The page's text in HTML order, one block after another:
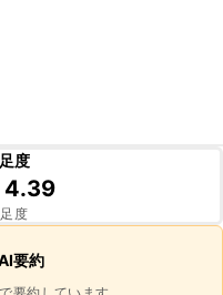
度
4.39
度
要約